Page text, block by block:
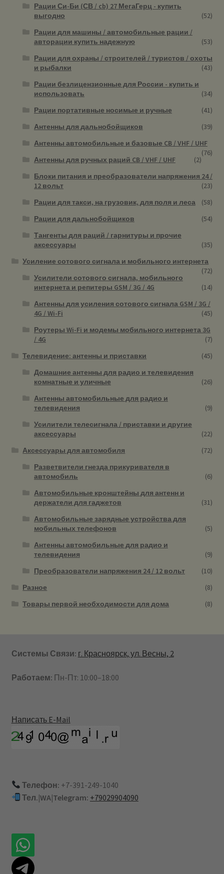
Рации Си-Би (СВ / cb) 27 МегаГерц - купить
выгодно
(52)
Рации для машины / автомобильные рации /
авторации купить надежную
(53)
Рации для охраны / строителей / туристов / охоты
и рыбалки
(43)
Рации безлицензионные для России - купить и
использовать
(34)
Рации портативные носимые и ручные
(41)
Антенны для дальнобойщиков
(39)
Антенны автомобильные и базовые CB / VHF / UHF
(76)
Антенны для ручных раций CB / VHF / UHF
(2)
Блоки питания и преобразователи напряжения 24 /
12 вольт
(23)
Рации для такси, на грузовик, для поля и леса
(58)
Рации для дальнобойщиков
(54)
Тангенты для раций / гарнитуры и прочие
аксессуары
(35)
Усиление сотового сигнала и мобильного интернета
(72)
Усилители сотового сигнала, мобильного
интернета и репитеры GSM / 3G / 4G
(14)
Антенны для усиления сотового сигнала GSM / 3G /
4G / Wi-Fi
(45)
Роутеры Wi-Fi и модемы мобильного интернета 3G
/ 4G
(7)
Телевидение: антенны и приставки
(45)
Домашние антенны для радио и телевидения
комнатные и уличные
(26)
Антенны автомобильные для радио и
телевидения
(9)
Усилители телесигнала / приставки и другие
аксессуары
(22)
Аксессуары для автомобиля
(72)
Разветвители гнезда прикуривателя в
автомобиль
(6)
Автомобильные кронштейны для антенн и
держатели для гаджетов
(31)
Автомобильные зарядные устройства для
мобильных телефонов
(5)
Антенны автомобильные для радио и
телевидения
(9)
Преобразователи напряжения 24 / 12 вольт
(10)
Разное
(8)
Товары первой необходимости для дома
(8)
Системы Связи: г. Красноярск, ул. Весны, 2
Работаем: Пн-Пт: 10:00–18:00
Написать E-Mail
Телефон: +7-391-249-1040
Тел.|WA|Telegram: +79029904090